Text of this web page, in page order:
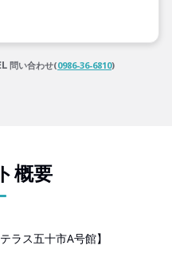
問い合わせ(0986-36-6810)
概要
ラス五十市A号館】